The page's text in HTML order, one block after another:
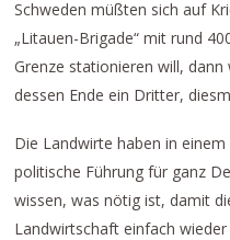
Schweden müßten sich auf
„Litauen-Brigade“ mit rund
Grenze stationieren will,
dessen Ende ein Dritter,
Die Landwirte haben in
politische Führung für ganz
wissen, was nötig ist, damit
Landwirtschaft einfach